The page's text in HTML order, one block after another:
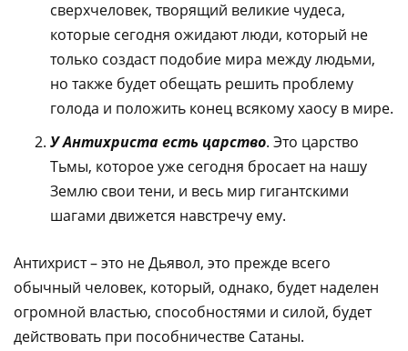
сверхчеловек, творящий великие чудеса,
которые сегодня ожидают люди, который не
только создаст подобие мира между людьми,
но также будет обещать решить проблему
голода и положить конец всякому хаосу в мире.
У Антихриста есть царство. Это царство
Тьмы, которое уже сегодня бросает на нашу
Землю свои тени, и весь мир гигантскими
шагами движется навстречу ему.
Антихрист – это не Дьявол, это прежде всего
обычный человек, который, однако, будет наделен
огромной властью, способностями и силой, будет
действовать при пособничестве Сатаны.